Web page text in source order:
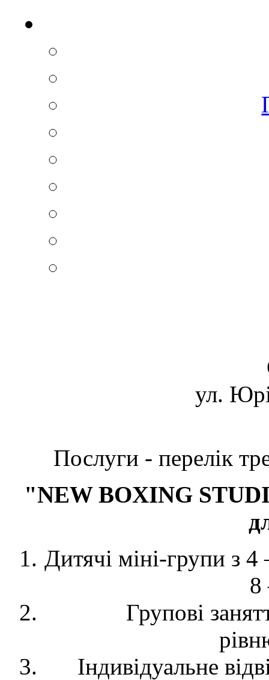
ул.
Послуги - перелік
"NEW BOXING
Дитячі міні-групи з 4
8
Групові
Індивідуальне